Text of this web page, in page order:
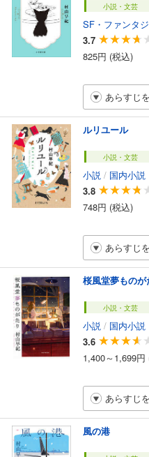
小説・文芸
SF・ファンタ
3.7
825円 (税込)
あらすじ
ルリユール
小説・文芸
小説 / 国内小説
3.8
748円 (税込)
あらすじ
桜風堂夢ものが
小説・文芸
小説 / 国内小説
3.6
1,400～1,699円
あらすじ
風の港